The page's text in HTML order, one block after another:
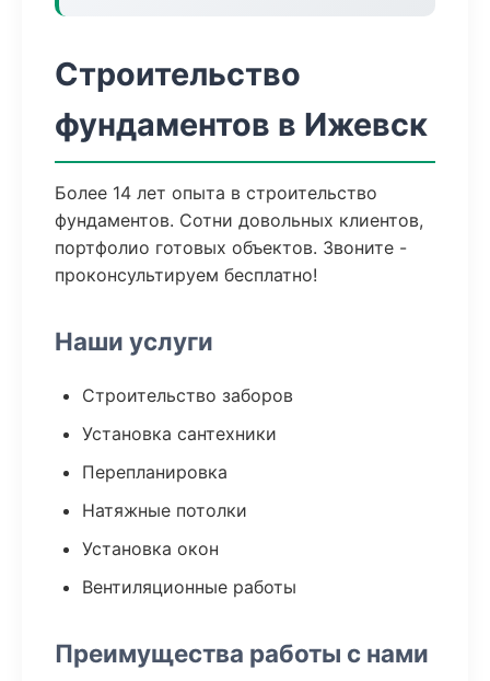
Строительство
фундаментов в Ижевск
Более 14 лет опыта в строительство
фундаментов. Сотни довольных клиентов,
портфолио готовых объектов. Звоните -
проконсультируем бесплатно!
Наши услуги
Строительство заборов
Установка сантехники
Перепланировка
Натяжные потолки
Установка окон
Вентиляционные работы
Преимущества работы с нами